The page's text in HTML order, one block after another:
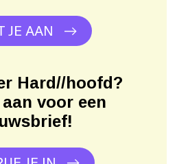
JE AAN
Hard//hoofd?
voor een